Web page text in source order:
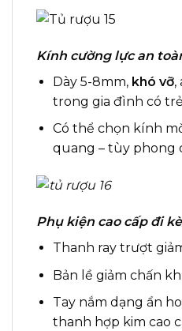
Kính cường lực an
Dày 5-8mm, khó vỡ,
trong gia đình có
Có thể chọn kính
quang – tùy phong
Phụ kiện cao cấp đi
Thanh ray trượt
Bản lề giảm chấn
Tay nắm dạng ẩn
thanh hợp kim cao